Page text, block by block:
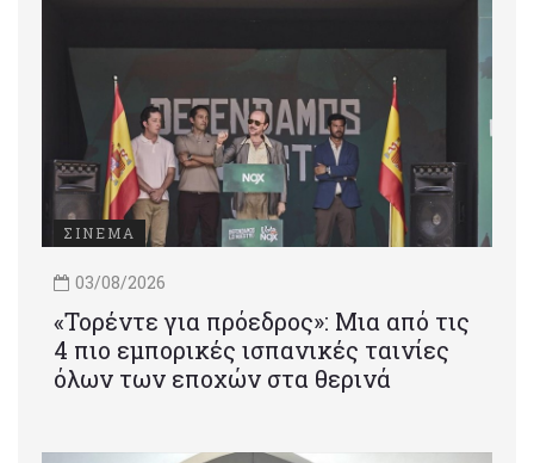
ΣΙΝΕΜΑ
03/08/2026
«Τορέντε για πρόεδρος»: Mια από τις
4 πιο εμπορικές ισπανικές ταινίες
όλων των εποχών στα θερινά